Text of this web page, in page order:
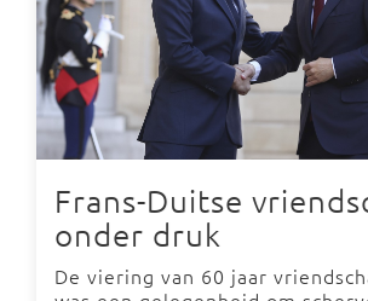
Frans-Duitse
onder druk
De viering van 60 jaar